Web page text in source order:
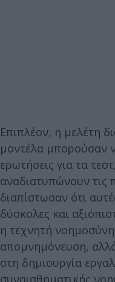
Επιπλέον, η μελέτη
μοντέλα μπορούσαν
ερωτήσεις για τα
αναδιατυπώνουν τις
διαπίστωσαν ότι
δύσκολες και
η τεχνητή
απομνημόνευση,
στη δημιουργία
συναισθηματικής